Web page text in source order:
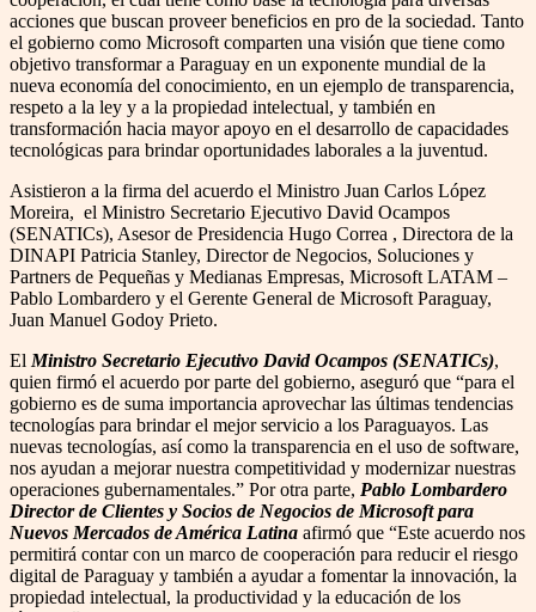
acciones que buscan proveer beneficios en pro de la sociedad. Tanto
el gobierno como Microsoft comparten una visión que tiene como
objetivo transformar a Paraguay en un exponente mundial de la
nueva economía del conocimiento, en un ejemplo de transparencia,
respeto a la ley y a la propiedad intelectual, y también en
transformación hacia mayor apoyo en el desarrollo de capacidades
tecnológicas para brindar oportunidades laborales a la juventud.
Asistieron a la firma del acuerdo el Ministro Juan Carlos López
Moreira, el Ministro Secretario Ejecutivo David Ocampos
(SENATICs), Asesor de Presidencia Hugo Correa , Directora de la
DINAPI Patricia Stanley, Director de Negocios, Soluciones y
Partners de Pequeñas y Medianas Empresas, Microsoft LATAM –
Pablo Lombardero y el Gerente General de Microsoft Paraguay,
Juan Manuel Godoy Prieto.
El Ministro Secretario Ejecutivo David Ocampos (SENATICs),
quien firmó el acuerdo por parte del gobierno, aseguró que “para el
gobierno es de suma importancia aprovechar las últimas tendencias
tecnologías para brindar el mejor servicio a los Paraguayos. Las
nuevas tecnologías, así como la transparencia en el uso de software,
nos ayudan a mejorar nuestra competitividad y modernizar nuestras
operaciones gubernamentales.” Por otra parte, Pablo Lombardero
Director de Clientes y Socios de Negocios de Microsoft para
Nuevos Mercados de América Latina afirmó que “Este acuerdo nos
permitirá contar con un marco de cooperación para reducir el riesgo
digital de Paraguay y también a ayudar a fomentar la innovación, la
propiedad intelectual, la productividad y la educación de los